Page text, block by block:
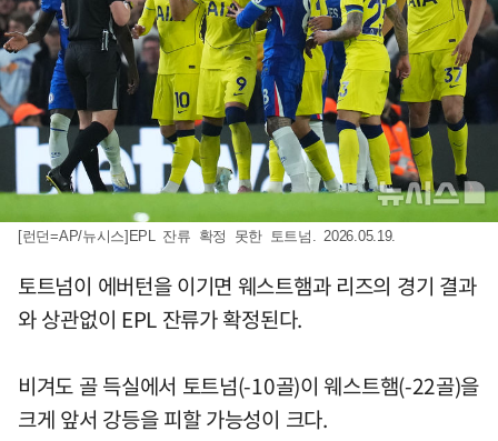
[런던=AP/뉴시스]EPL 잔류 확정 못한 토트넘. 2026.05.19.
토트넘이 에버턴을 이기면 웨스트햄과 리즈의 경기 결과
와 상관없이 EPL 잔류가 확정된다.
비겨도 골 득실에서 토트넘(-10골)이 웨스트햄(-22골)을
크게 앞서 강등을 피할 가능성이 크다.